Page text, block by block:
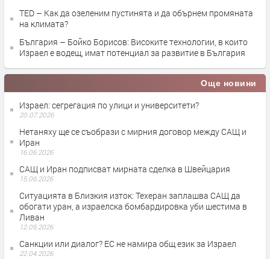
TED – Как да озеленим пустинята и да обърнем промяната
на климата?
България – Бойко Борисов: Високите технологии, в които
Израел е водещ, имат потенциал за развитие в България
Още новини
Израел: сегрегация по улици и университети?
20.07.2026
Нетаняху ще се съобрази с мирния договор между САЩ и
Иран
16.06.2026
САЩ и Иран подписват мирната сделка в Швейцария
15.06.2026
Ситуацията в Близкия изток: Техеран заплашва САЩ да
обогати уран, а израелска бомбардировка уби шестима в
Ливан
12.05.2026
Санкции или диалог? ЕС не намира общ език за Израел
22.04.2026